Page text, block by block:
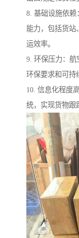
8. 基础设施依
能力，包括货站
运效率。
9. 环保压力：
环保要求和可持
10. 信息化程度
统，实现货物跟